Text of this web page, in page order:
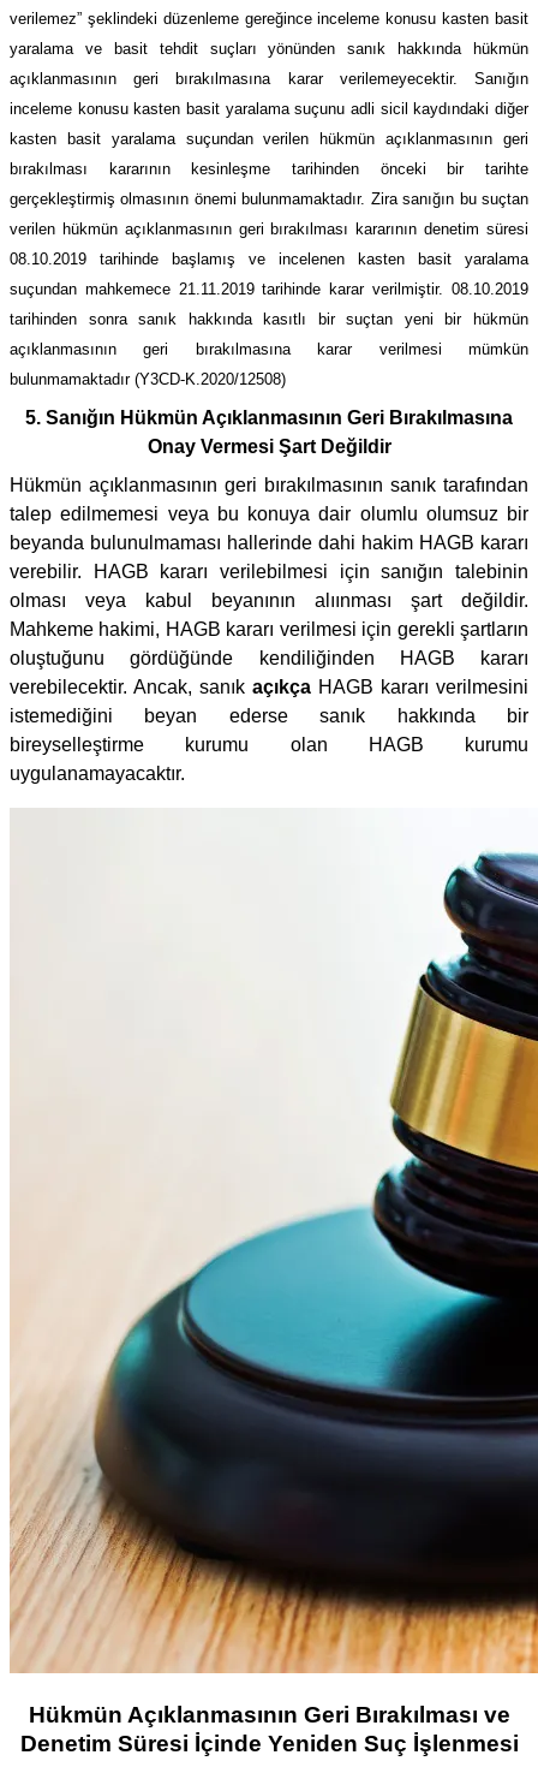
verilemez” şeklindeki düzenleme gereğince inceleme konusu kasten basit
yaralama ve basit tehdit suçları yönünden sanık hakkında hükmün
açıklanmasının geri bırakılmasına karar verilemeyecektir. Sanığın
inceleme konusu kasten basit yaralama suçunu adli sicil kaydındaki diğer
kasten basit yaralama suçundan verilen hükmün açıklanmasının geri
bırakılması kararının kesinleşme tarihinden önceki bir tarihte
gerçekleştirmiş olmasının önemi bulunmamaktadır. Zira sanığın bu suçtan
verilen hükmün açıklanmasının geri bırakılması kararının denetim süresi
08.10.2019 tarihinde başlamış ve incelenen kasten basit yaralama
suçundan mahkemece 21.11.2019 tarihinde karar verilmiştir. 08.10.2019
tarihinden sonra sanık hakkında kasıtlı bir suçtan yeni bir hükmün
açıklanmasının geri bırakılmasına karar verilmesi mümkün
bulunmamaktadır (Y3CD-K.2020/12508)
5. Sanığın Hükmün Açıklanmasının Geri Bırakılmasına
Onay Vermesi Şart Değildir
Hükmün açıklanmasının geri bırakılmasının sanık tarafından
talep edilmemesi veya bu konuya dair olumlu olumsuz bir
beyanda bulunulmaması hallerinde dahi hakim HAGB kararı
verebilir. HAGB kararı verilebilmesi için sanığın talebinin
olması veya kabul beyanının alıınması şart değildir.
Mahkeme hakimi, HAGB kararı verilmesi için gerekli şartların
oluştuğunu gördüğünde kendiliğinden HAGB kararı
verebilecektir. Ancak, sanık açıkça HAGB kararı verilmesini
istemediğini beyan ederse sanık hakkında bir
bireyselleştirme kurumu olan HAGB kurumu
uygulanamayacaktır.
Hükmün Açıklanmasının Geri Bırakılması ve
Denetim Süresi İçinde Yeniden Suç İşlenmesi